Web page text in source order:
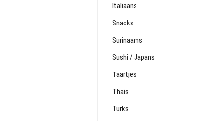
Italiaans
Snacks
Surinaams
Sushi / Japans
Taartjes
Thais
Turks